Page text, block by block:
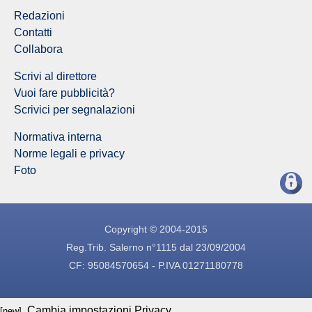
Redazioni
Contatti
Collabora
Scrivi al direttore
Vuoi fare pubblicità?
Scrivici per segnalazioni
Normativa interna
Norme legali e privacy
Foto
Copyright © 2004-2015
Reg.Trib. Salerno n°1115 dal 23/09/2004
CF: 95084570654 - P.IVA 01271180778